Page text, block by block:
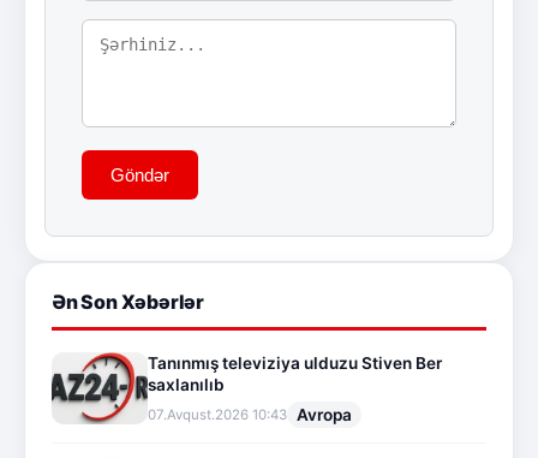
Göndər
Ən Son Xəbərlər
Tanınmış televiziya ulduzu Stiven Ber
saxlanılıb
07.Avqust.2026 10:43 Avropa